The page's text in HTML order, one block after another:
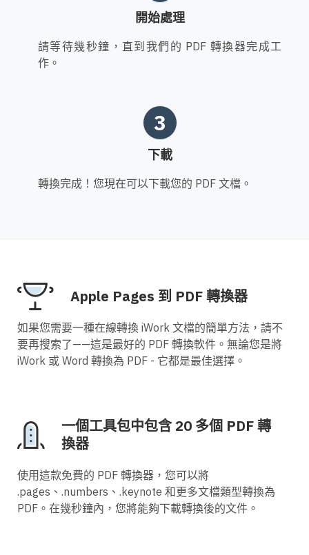
開始處理
請等待幾秒鐘，直到我們的 PDF 轉換器完成工
作。
3
下載
轉換完成！您現在可以下載您的 PDF 文檔。
Apple Pages 到 PDF 轉換器
如果您需要一種在線轉換 iWork 文檔的簡單方法，請不
要再搜索了——這是最好的 PDF 轉換軟件。無論您是將
iWork 或 Word 轉換為 PDF - 它都是最佳選擇。
一個工具包中包含 20 多個 PDF 轉
換器
使用這款免費的 PDF 轉換器，您可以將
.pages、.numbers、.keynote 和更多文檔類型轉換為
PDF。在幾秒鐘內，您將能夠下載轉換後的文件。